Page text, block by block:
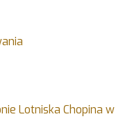
Lotniska Chopina​ w